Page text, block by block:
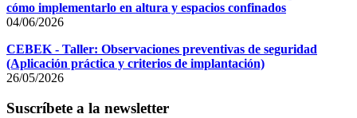
cómo implementarlo en altura y espacios confinados
04/06/2026
CEBEK - Taller: Observaciones preventivas de seguridad
(Aplicación práctica y criterios de implantación)
26/05/2026
Suscríbete a la newsletter